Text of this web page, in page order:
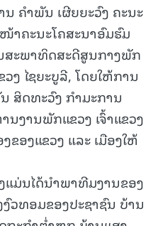
ຄໍາພັນ ເຜີຍຍະວົງ ຄະນະ
ຄະນະໂຄສະນາອົມຮົມ
ະພາທິດສະດີສູນກາງພັກ
ງ ໄຊຍະບູລີ, ໂດຍໃຫ້ການ
ສິດທະວົງ ກໍາມະການ
ງານພັກແຂວງ ເຈົ້າແຂວງ
ອງແຂວງ ແລະ ເມືອງໃຫ້
ມ່ນໄດ້ນໍາພາທີມງານຂອງ
ວທອມຂອງປະຊາຊົນ ບ້ານ